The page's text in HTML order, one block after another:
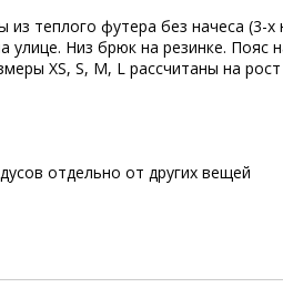
теплого футера без начеса (3-х
Низ брюк на резинке. Пояс
XS, S, M, L рассчитаны на
отдельно от других вещей